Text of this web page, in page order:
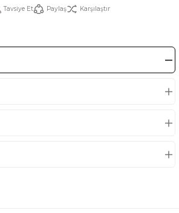
Tavsiye Et Paylaş Karşılaştır